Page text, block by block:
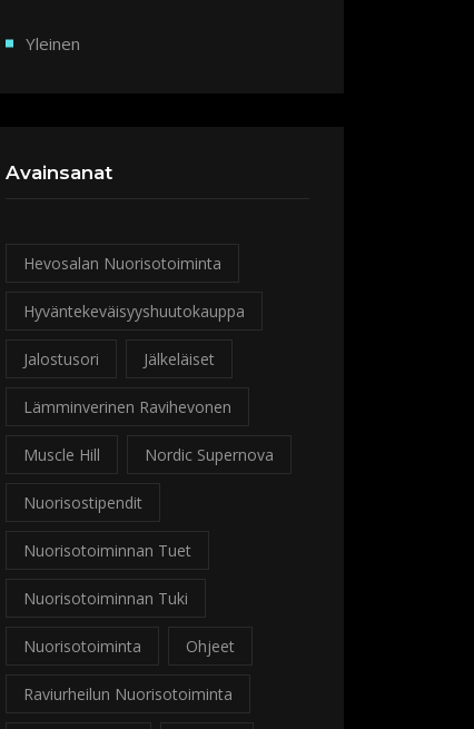
Yleinen
Avainsanat
Hevosalan Nuorisotoiminta
Hyväntekeväisyyshuutokauppa
Jalostusori Jälkeläiset
Lämminverinen Ravihevonen
Muscle Hill Nordic Supernova
Nuorisostipendit
Nuorisotoiminnan Tuet
Nuorisotoiminnan Tuki
Nuorisotoiminta Ohjeet
Raviurheilun Nuorisotoiminta